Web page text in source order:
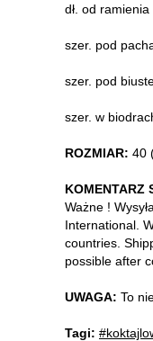
dł. od
szer. pod
szer. pod
szer. w
ROZMIAR: 40
KOMENTARZ
Ważne !
International.
countries.
possible after
UWAGA: To
Tagi: